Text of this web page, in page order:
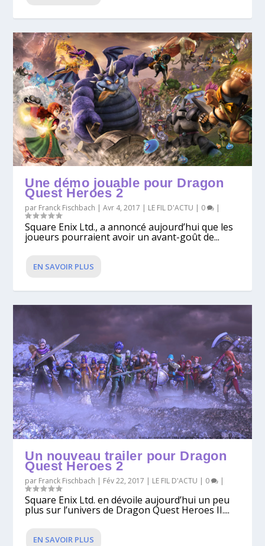
Une démo jouable pour Dragon
Quest Heroes 2
par Franck Fischbach |Avr 4, 2017 LE FIL D'ACTU 0
Square Enix Ltd., a annoncé aujourd’hui que les
joueurs pourraient avoir un avant-goût de...
EN SAVOIR PLUS
Un nouveau trailer pour Dragon
Quest Heroes 2
par Franck Fischbach | Fév 22, 2017 | LE FIL D'ACTU | 0 |
Square Enix Ltd. en dévoile aujourd’hui un peu
plus sur l’univers de Dragon Quest Heroes II....
EN SAVOIR PLUS